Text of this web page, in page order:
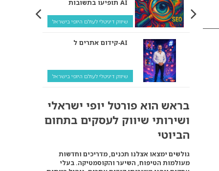
תופיעו בתשובות AI
שיווק דיגיטלי לעולם היופי בישראל
קידום אתרים ל‑AI
שיווק דיגיטלי לעולם היופי בישראל
ולמה העסק שלך צריך
להתאים את עצמו אליהם?
קידום ל‑AI לעומת קידום
רגיל: איפה הכסף נמצא
באמת?
בראש הוא פורטל יופי ישראלי
ושירותי שיווק לעסקים בתחום
הביוטי
גולשים ימצאו אצלנו תכנים, מדריכים וחדשות
מעולמות הטיפוח, השיער והקוסמטיקה. בעלי